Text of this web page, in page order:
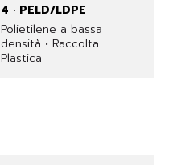
4 · PELD/LDPE
Polietilene a bassa
densità • Raccolta
Plastica